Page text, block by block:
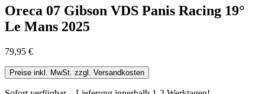
Oreca 07 Gibson VDS Panis Racing 19°
Le Mans 2025
79,95 €
Preise inkl. MwSt. zzgl. Versandkosten